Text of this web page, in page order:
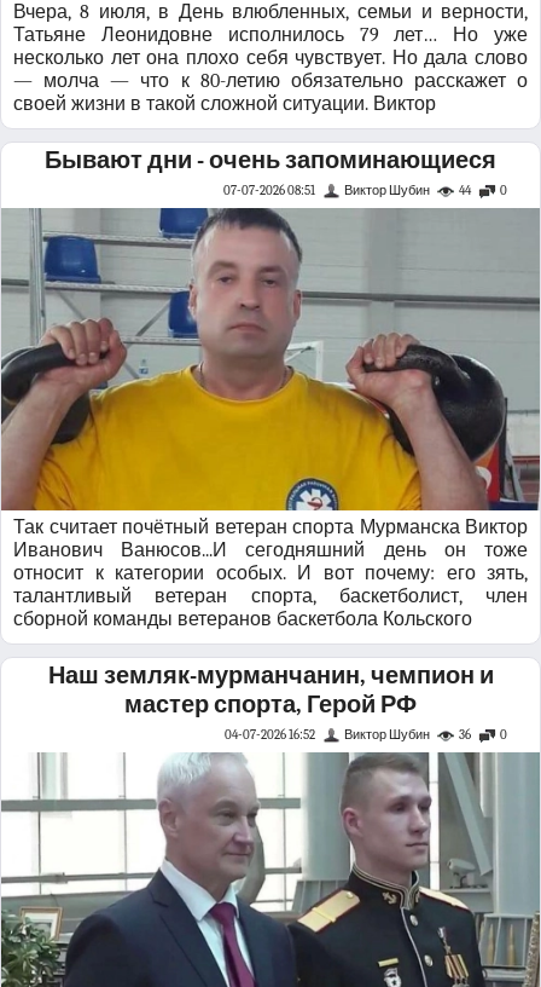
Вчера, 8 июля, в День влюбленных, семьи и верности,
Татьяне Леонидовне исполнилось 79 лет… Но уже
несколько лет она плохо себя чувствует. Но дала слово
— молча — что к 80-летию обязательно расскажет о
своей жизни в такой сложной ситуации. Виктор
Бывают дни - очень запоминающиеся
0
44
Виктор Шубин
07-07-2026 08:51
Так считает почётный ветеран спорта Мурманска Виктор
Иванович Ванюсов...И сегодняшний день он тоже
относит к категории особых. И вот почему: его зять,
талантливый ветеран спорта, баскетболист, член
сборной команды ветеранов баскетбола Кольского
Наш земляк-мурманчанин, чемпион и
мастер спорта, Герой РФ
0
36
Виктор Шубин
04-07-2026 16:52